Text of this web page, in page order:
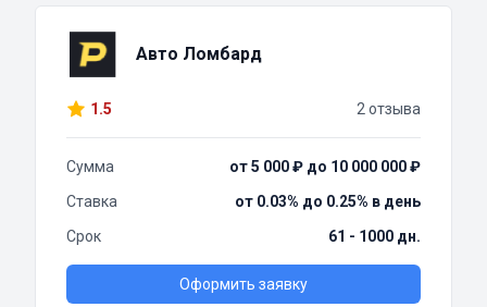
Авто Ломбард
1.5 2 отзыва
Сумма
от 5 000 ₽ до 10 000 000 ₽
Ставка
от 0.03% до 0.25% в день
Срок
61 - 1000 дн.
Оформить заявку